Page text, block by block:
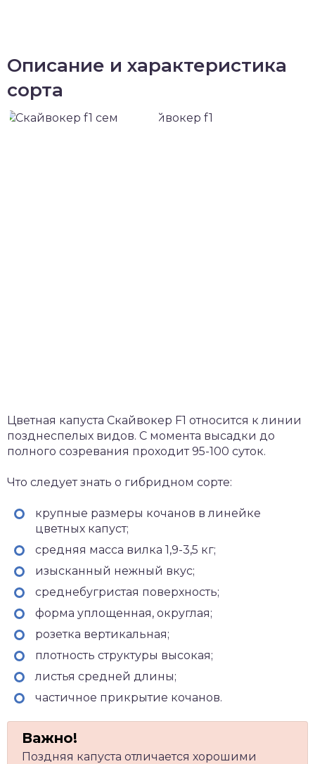
Описание и характеристика
сорта
Цветная капуста Скайвокер F1 относится к линии
позднеспелых видов. С момента высадки до
полного созревания проходит 95-100 суток.
Что следует знать о гибридном сорте:
крупные размеры кочанов в линейке
цветных капуст;
средняя масса вилка 1,9-3,5 кг;
изысканный нежный вкус;
среднебугристая поверхность;
форма уплощенная, округлая;
розетка вертикальная;
плотность структуры высокая;
листья средней длины;
частичное прикрытие кочанов.
Поздняя капуста отличается хорошими